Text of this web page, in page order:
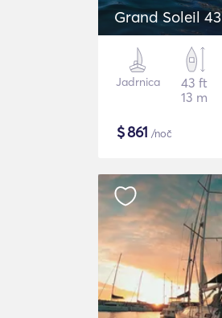
Grand Soleil 43
Jadrnica
43 ft
13 m
$861 /noč